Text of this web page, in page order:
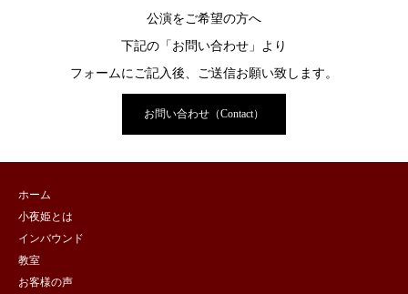
公演をご希望の方へ
下記の「お問い合わせ」より
フォームにご記入後、ご送信お願い致します。
お問い合わせ（Contact）
ホーム
小夜姫とは
インバウンド
教室
お客様の声